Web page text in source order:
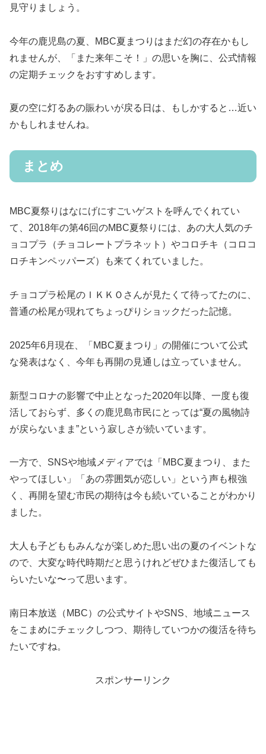
見守りましょう。
今年の鹿児島の夏、MBC夏まつりはまだ幻の存在かもし
れませんが、「また来年こそ！」の思いを胸に、公式情報
の定期チェックをおすすめします。
夏の空に灯るあの賑わいが戻る日は、もしかすると…近い
かもしれませんね。
まとめ
MBC夏祭りはなにげにすごいゲストを呼んでくれてい
て、2018年の第46回のMBC夏祭りには、あの大人気のチ
ョコプラ（チョコレートプラネット）やコロチキ（コロコ
ロチキンペッパーズ）も来てくれていました。
チョコプラ松尾のＩＫＫＯさんが見たくて待ってたのに、
普通の松尾が現れてちょっぴりショックだった記憶。
2025年6月現在、「MBC夏まつり」の開催について公式
な発表はなく、今年も再開の見通しは立っていません。
新型コロナの影響で中止となった2020年以降、一度も復
活しておらず、多くの鹿児島市民にとっては“夏の風物詩
が戻らないまま”という寂しさが続いています。
一方で、SNSや地域メディアでは「MBC夏まつり、また
やってほしい」「あの雰囲気が恋しい」という声も根強
く、再開を望む市民の期待は今も続いていることがわかり
ました。
大人も子どももみんなが楽しめた思い出の夏のイベントな
ので、大変な時代時期だと思うけれどぜひまた復活しても
らいたいな〜って思います。
南日本放送（MBC）の公式サイトやSNS、地域ニュース
をこまめにチェックしつつ、期待していつかの復活を待ち
たいですね。
スポンサーリンク